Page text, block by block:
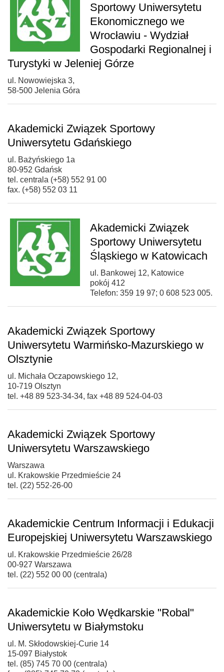
Sportowy Uniwersytetu
Ekonomicznego we
Wrocławiu - Wydział
Gospodarki Regionalnej i
Turystyki w Jeleniej Górze
ul. Nowowiejska 3,
58-500 Jelenia Góra
Akademicki Związek Sportowy
Uniwersytetu Gdańskiego
ul. Bażyńskiego 1a
80-952 Gdańsk
tel. centrala (+58) 552 91 00
fax. (+58) 552 03 11
Akademicki Związek
Sportowy Uniwersytetu
Śląskiego w Katowicach
ul. Bankowej 12, Katowice
pokój 412
Telefon: 359 19 97; 0 608 523 005.
Akademicki Związek Sportowy
Uniwersytetu Warmińsko-Mazurskiego w
Olsztynie
ul. Michała Oczapowskiego 12,
10-719 Olsztyn
tel. +48 89 523-34-34, fax +48 89 524-04-03
Akademicki Związek Sportowy
Uniwersytetu Warszawskiego
Warszawa
ul. Krakowskie Przedmieście 24
tel. (22) 552-26-00
Akademickie Centrum Informacji i Edukacji
Europejskiej Uniwersytetu Warszawskiego
ul. Krakowskie Przedmieście 26/28
00-927 Warszawa
tel. (22) 552 00 00 (centrala)
Akademickie Koło Wędkarskie "Robal"
Uniwersytetu w Białymstoku
ul. M. Skłodowskiej-Curie 14
15-097 Białystok
tel. (85) 745 70 00 (centrala)